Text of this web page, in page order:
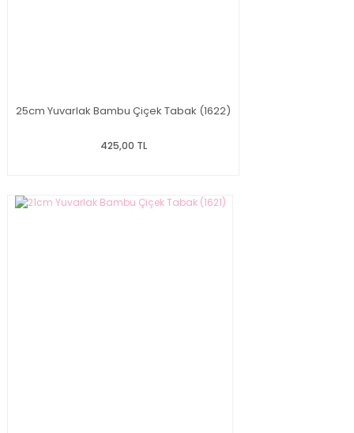
25cm Yuvarlak Bambu Çiçek Tabak (1622)
425,00 TL